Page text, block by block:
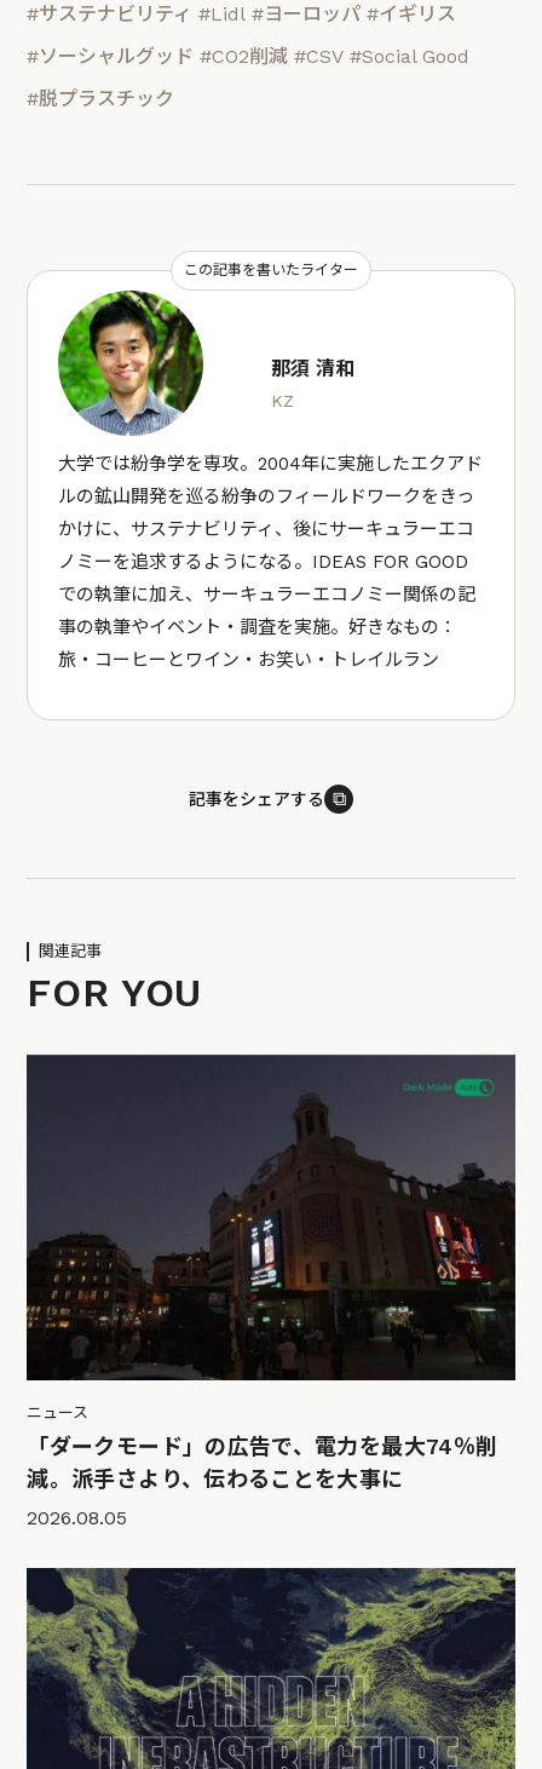
#サステナビリティ #Lidl #ヨーロッパ #イギリス
#ソーシャルグッド #CO2削減 #CSV #Social Good
#脱プラスチック
この記事を書いたライター
那須 清和
KZ
大学では紛争学を専攻。2004年に実施したエクアド
ルの鉱山開発を巡る紛争のフィールドワークをきっ
かけに、サステナビリティ、後にサーキュラーエコ
ノミーを追求するようになる。IDEAS FOR GOOD
での執筆に加え、サーキュラーエコノミー関係の記
事の執筆やイベント・調査を実施。好きなもの：
旅・コーヒーとワイン・お笑い・トレイルラン
記事をシェアする ⧉
関連記事
FOR YOU
ニュース
「ダークモード」の広告で、電力を最大74％削
減。派手さより、伝わることを大事に
2026.08.05